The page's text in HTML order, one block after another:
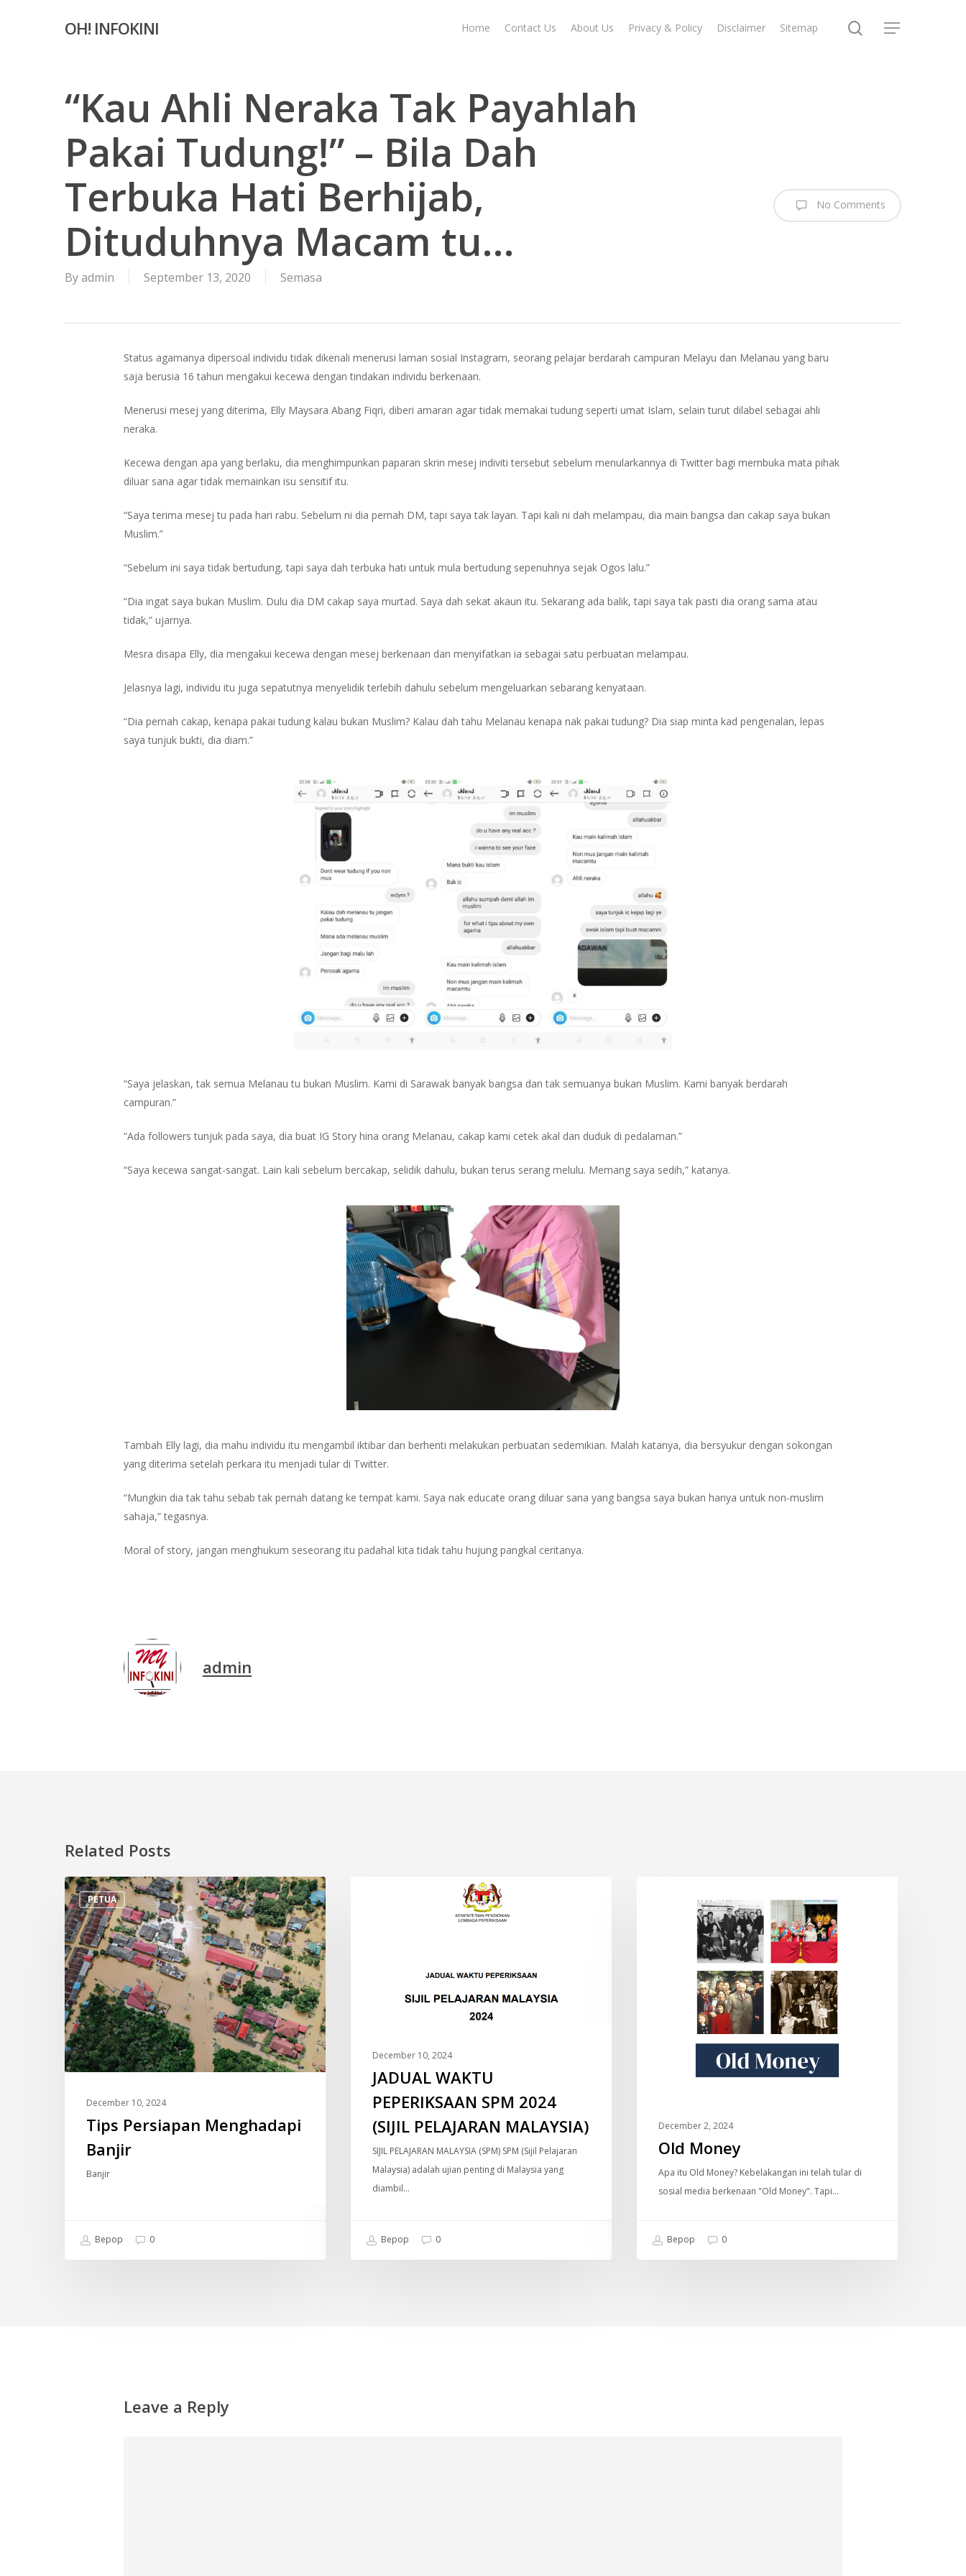
OH! INFOKINI Home Contact Us About Us Privacy & Policy Disclaimer Sitemap search
Menu
“Kau Ahli Neraka Tak Payahlah
Pakai Tudung!” – Bila Dah
Terbuka Hati Berhijab,
Dituduhnya Macam tu…
Byadmin September 13, 2020 Semasa
No Comments
Status agamanya dipersoal individu tidak dikenali menerusi laman sosial Instagram, seorang pelajar berdarah campuran Melayu dan Melanau yang baru
saja berusia 16 tahun mengakui kecewa dengan tindakan individu berkenaan.
Menerusi mesej yang diterima, Elly Maysara Abang Fiqri, diberi amaran agar tidak memakai tudung seperti umat Islam, selain turut dilabel sebagai ahli
neraka.
Kecewa dengan apa yang berlaku, dia menghimpunkan paparan skrin mesej indiviti tersebut sebelum menularkannya di Twitter bagi membuka mata pihak
diluar sana agar tidak memainkan isu sensitif itu.
“Saya terima mesej tu pada hari rabu. Sebelum ni dia pernah DM, tapi saya tak layan. Tapi kali ni dah melampau, dia main bangsa dan cakap saya bukan
Muslim.”
“Sebelum ini saya tidak bertudung, tapi saya dah terbuka hati untuk mula bertudung sepenuhnya sejak Ogos lalu.”
“Dia ingat saya bukan Muslim. Dulu dia DM cakap saya murtad. Saya dah sekat akaun itu. Sekarang ada balik, tapi saya tak pasti dia orang sama atau
tidak,” ujarnya.
Mesra disapa Elly, dia mengakui kecewa dengan mesej berkenaan dan menyifatkan ia sebagai satu perbuatan melampau.
Jelasnya lagi, individu itu juga sepatutnya menyelidik terlebih dahulu sebelum mengeluarkan sebarang kenyataan.
“Dia pernah cakap, kenapa pakai tudung kalau bukan Muslim? Kalau dah tahu Melanau kenapa nak pakai tudung? Dia siap minta kad pengenalan, lepas
saya tunjuk bukti, dia diam.”
“Saya jelaskan, tak semua Melanau tu bukan Muslim. Kami di Sarawak banyak bangsa dan tak semuanya bukan Muslim. Kami banyak berdarah
campuran.”
“Ada followers tunjuk pada saya, dia buat IG Story hina orang Melanau, cakap kami cetek akal dan duduk di pedalaman.”
“Saya kecewa sangat-sangat. Lain kali sebelum bercakap, selidik dahulu, bukan terus serang melulu. Memang saya sedih,” katanya.
Tambah Elly lagi, dia mahu individu itu mengambil iktibar dan berhenti melakukan perbuatan sedemikian. Malah katanya, dia bersyukur dengan sokongan
yang diterima setelah perkara itu menjadi tular di Twitter.
“Mungkin dia tak tahu sebab tak pernah datang ke tempat kami. Saya nak educate orang diluar sana yang bangsa saya bukan hanya untuk non-muslim
sahaja,” tegasnya.
Moral of story, jangan menghukum seseorang itu padahal kita tidak tahu hujung pangkal ceritanya.
admin
Related Posts
PETUA
Tips
Persiapan
Menghadapi
Banjir
December 10, 2024
Tips Persiapan Menghadapi
Banjir
Banjir
Bepop 0
PELAJARAN
December 10, 2024
JADUAL WAKTU
PEPERIKSAAN SPM 2024
(SIJIL PELAJARAN MALAYSIA)
SIJIL PELAJARAN MALAYSIA (SPM) SPM (Sijil Pelajaran
Malaysia) adalah ujian penting di Malaysia yang
diambil…
Bepop 0
DOKUMENTARI
December 2, 2024
Old Money
Apa itu Old Money? Kebelakangan ini telah tular di
sosial media berkenaan "Old Money". Tapi…
Bepop 0
Leave a Reply